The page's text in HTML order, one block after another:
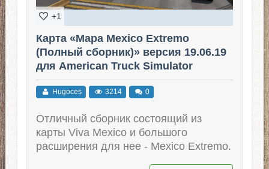
+1
Карта «Mapa Mexico Extremo
(Полный сборник)» версия 19.06.19
для American Truck Simulator
(v1.35.x)
Hugoces 3214 0
Отличный сборник состоящий из
карты Viva Mexico и большого
расширения для нее - Mexico Extremo.